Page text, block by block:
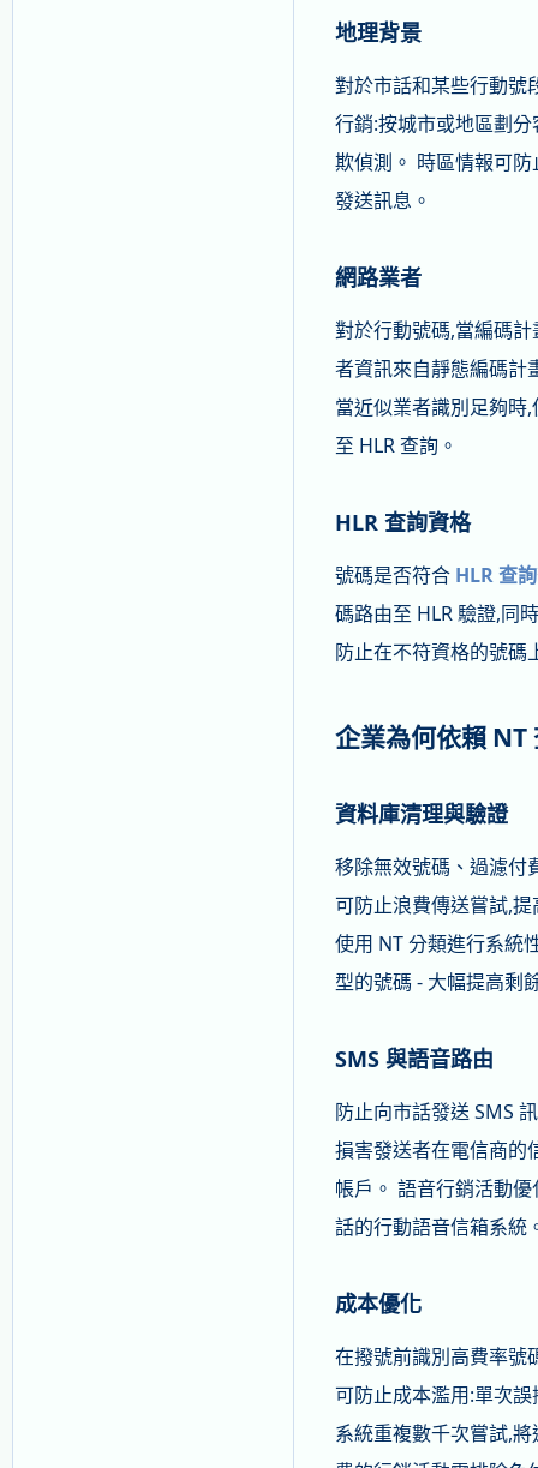
地理背景
對於市話和某些行動號
行銷:按城市或地區劃
欺偵測。 時區情報可
發送訊息。
網路業者
對於行動號碼,當編碼
者資訊來自靜態編碼計
當近似業者識別足夠時
至 HLR 查詢。
HLR 查詢資格
號碼是否符合 HLR 查詢
碼路由至 HLR 驗證,同
防止在不符資格的號碼
企業為何依賴 NT
資料庫清理與驗證
移除無效號碼、過濾付
可防止浪費傳送嘗試,
使用 NT 分類進行系統
型的號碼 - 大幅提高剩
SMS 與語音路由
防止向市話發送 SMS
損害發送者在電信商的
帳戶。 語音行銷活動
話的行動語音信箱系統
成本優化
在撥號前識別高費率號
可防止成本濫用:單次
系統重複數千次嘗試,